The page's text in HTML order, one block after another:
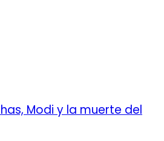
Modi y la muerte del